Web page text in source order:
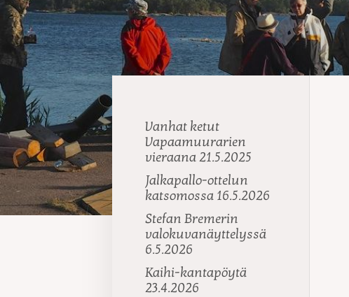
Vanhat ketut
Vapaamuurarien
vieraana 21.5.2025
Jalkapallo-ottelun
katsomossa 16.5.2026
Stefan Bremerin
valokuvanäyttelyssä
6.5.2026
Kaihi-kantapöytä
23.4.2026